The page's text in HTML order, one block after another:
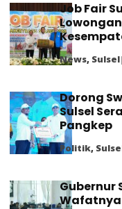
Job Fair
News, Sulsel|
Dorong
Sulsel
Pangkep
Politik,
Gubernur
Wafatnya